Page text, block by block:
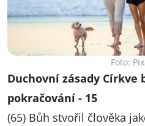
Foto:
Duchovní zásady Církve
pokračování - 15
(65) Bůh stvořil člověka